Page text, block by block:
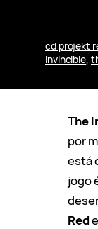
cd projekt
invincible,
The
por
está
jogo
Rede